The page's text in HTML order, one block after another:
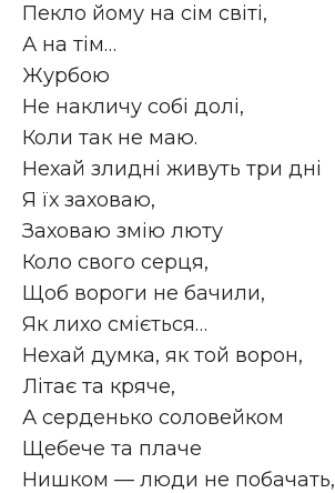
Пекло йому на сім світі,
А на тім…
Журбою
Не накличу собі долі,
Коли так не маю.
Нехай злидні живуть три дні
Я їх заховаю,
Заховаю змію люту
Коло свого серця,
Щоб вороги не бачили,
Як лихо сміється…
Нехай думка, як той ворон,
Літає та кряче,
А серденько соловейком
Щебече та плаче
Нишком — люди не побачать,